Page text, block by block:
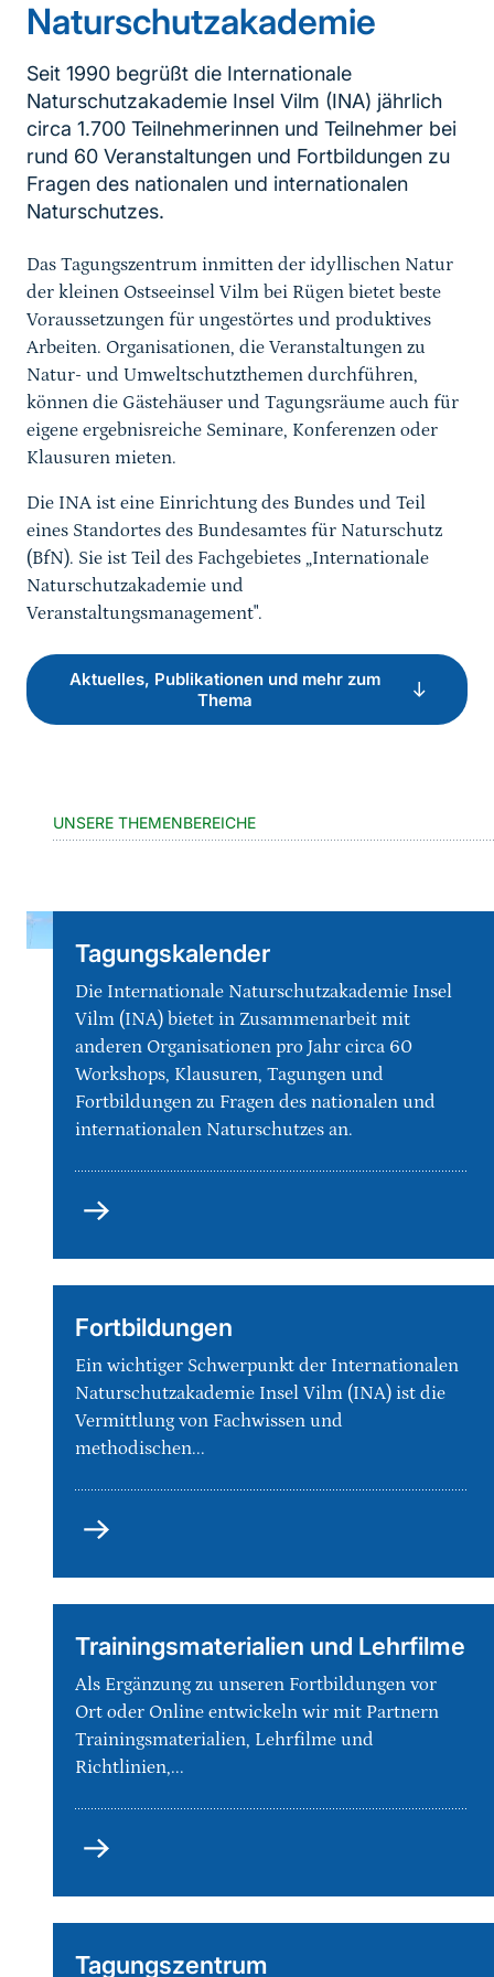
Naturschutzakademie
Seit 1990 begrüßt die Internationale
Naturschutzakademie Insel Vilm (INA) jährlich
circa 1.700 Teilnehmerinnen und Teilnehmer bei
rund 60 Veranstaltungen und Fortbildungen zu
Fragen des nationalen und internationalen
Naturschutzes.
Sprungmarke
Das Tagungszentrum inmitten der idyllischen Natur
der kleinen Ostseeinsel Vilm bei Rügen bietet beste
Voraussetzungen für ungestörtes und produktives
Arbeiten. Organisationen, die Veranstaltungen zu
Natur- und Umweltschutzthemen durchführen,
können die Gästehäuser und Tagungsräume auch für
eigene ergebnisreiche Seminare, Konferenzen oder
Klausuren mieten.
Die INA ist eine Einrichtung des Bundes und Teil
eines Standortes des Bundesamtes für Naturschutz
(BfN). Sie ist Teil des Fachgebietes „Internationale
Naturschutzakademie und
Veranstaltungsmanagement".
Aktuelles, Publikationen und mehr zum
Thema
UNSERE THEMENBEREICHE
Tagungskalender
Die Internationale Naturschutzakademie Insel
Vilm (INA) bietet in Zusammenarbeit mit
anderen Organisationen pro Jahr circa 60
Workshops, Klausuren, Tagungen und
Fortbildungen zu Fragen des nationalen und
internationalen Naturschutzes an.
Fortbildungen
Ein wichtiger Schwerpunkt der Internationalen
Naturschutzakademie Insel Vilm (INA) ist die
Vermittlung von Fachwissen und
methodischen...
Fortbildungen
Trainingsmaterialien und Lehrfilme
Als Ergänzung zu unseren Fortbildungen vor
Ort oder Online entwickeln wir mit Partnern
Trainingsmaterialien, Lehrfilme und
Richtlinien,...
Trainingsmaterialien
Lehrfilme
Tagungszentrum